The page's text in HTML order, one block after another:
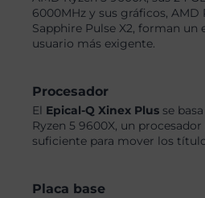
6000MHz y sus gráficos, AMD
Sapphire Pulse X2, forman un
usuario más exigente.
Procesador
El Epical-Q Xinex Plus se
Ryzen 5 9600X, un
suficiente para mover los
Placa base